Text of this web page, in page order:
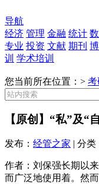
导航
经济 管理 金融 统计
专业 投资 文献 期刊
训 学术培训
您当前所在位置：> 考
【原创】“私”及“
发布： 经管之家 | 分类
作者：刘保强长期以
而广泛地使用着。然